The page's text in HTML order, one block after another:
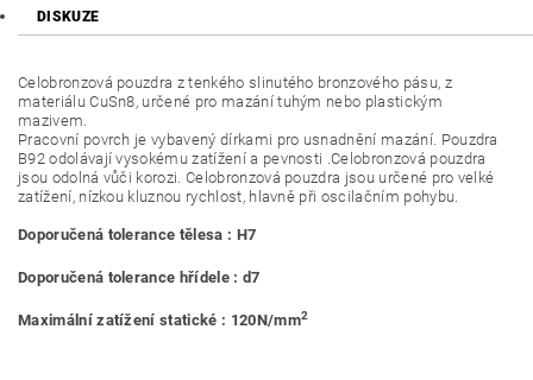
DISKUZE
Celobronzová pouzdra z tenkého slinutého bronzového pásu, z
materiálu CuSn8, určené pro mazání tuhým nebo plastickým
mazivem.
Pracovní povrch je vybavený dírkami pro usnadnění mazání. Pouzdra
B92 odolávají vysokému zatížení a pevnosti .Celobronzová pouzdra
jsou odolná vůči korozi. Celobronzová pouzdra jsou určené pro velké
zatížení, nízkou kluznou rychlost, hlavně při oscilačním pohybu.
Doporučená tolerance tělesa : H7
Doporučená tolerance hřídele : d7
Maximální zatížení statické : 120N/mm2